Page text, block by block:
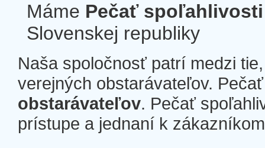
Máme Pečať spoľahlivosti
Slovenskej republiky
Naša spoločnosť patrí medzi
verejných obstarávateľov.
obstarávateľov. Pečať
prístupe a jednaní k